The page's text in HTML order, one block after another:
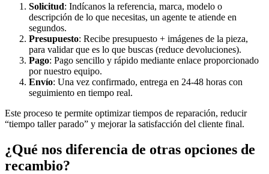
Solicitud: Indícanos la referencia, marca, modelo o
descripción de lo que necesitas, un agente te atiende en
segundos.
Presupuesto: Recibe presupuesto + imágenes de la pieza,
para validar que es lo que buscas (reduce devoluciones).
Pago: Pago sencillo y rápido mediante enlace proporcionado
por nuestro equipo.
Envío: Una vez confirmado, entrega en 24‑48 horas con
seguimiento en tiempo real.
Este proceso te permite optimizar tiempos de reparación, reducir
“tiempo taller parado” y mejorar la satisfacción del cliente final.
¿Qué nos diferencia de otras opciones de
recambio?